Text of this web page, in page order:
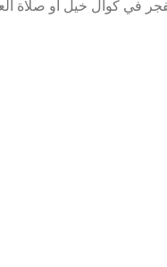
في كوال خيل أو صلاة